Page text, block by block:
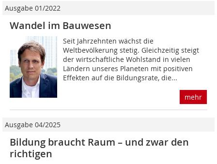
Ausgabe 01/2022
Wandel im Bauwesen
Seit Jahrzehnten wächst die
Weltbevölkerung stetig. Gleichzeitig steigt
der wirtschaftliche Wohlstand in vielen
Ländern unseres Planeten mit positiven
Effekten auf die Bildungsrate, die...
mehr
Ausgabe 04/2025
Bildung braucht Raum – und zwar den
richtigen